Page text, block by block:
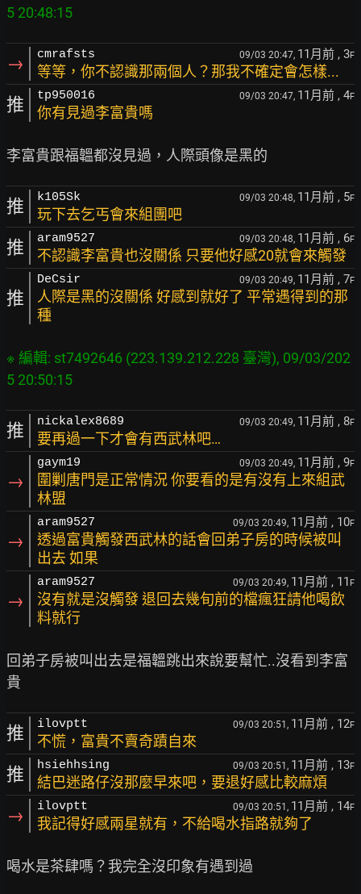
→ cmrafsts 09/03 20:47, 11月前 , 3F
等等，你不認識那兩個人？那我不確定會怎樣...
推 tp950016 09/03 20:47, 11月前 , 4F
你有見過李富貴嗎
推 k105Sk 09/03 20:48, 11月前 , 5F
玩下去乞丐會來組團吧
推 aram9527 09/03 20:48, 11月前 , 6F
不認識李富貴也沒關係 只要他好感20就會來觸發
推
DeCsir 09/03 20:49, 11月前 , 7F
人際是黑的沒關係 好感到就好了 平常遇得到的那
種
※ 編輯: st7492646 (223.139.212.228 臺灣), 09/03/202
推 nickalex8689 09/03 20:49, 11月前 , 8F
要再過一下才會有西武林吧…
→
gaym19 09/03 20:49, 11月前 , 9F
圍剿唐門是正常情況 你要看的是有沒有上來組武
林盟
→
aram9527 09/03 20:49, 11月前 , 10F
透過富貴觸發西武林的話會回弟子房的時候被叫
出去 如果
→
aram9527 09/03 20:49, 11月前 , 11 F
沒有就是沒觸發 退回去幾旬前的檔瘋狂請他喝飲
料就行
回弟子房被叫出去是福韞跳出來說要幫忙..沒看到李富
推 ilovptt 09/03 20:51, 11月前 , 12F
不慌，富貴不賣奇蹟自來
推 hsiehhsing 09/03 20:51, 11月前 , 13F
結巴迷路仔沒那麼早來吧，要退好感比較麻煩
→ ilovptt 09/03 20:51, 11月前 , 14F
我記得好感兩星就有，不給喝水指路就夠了